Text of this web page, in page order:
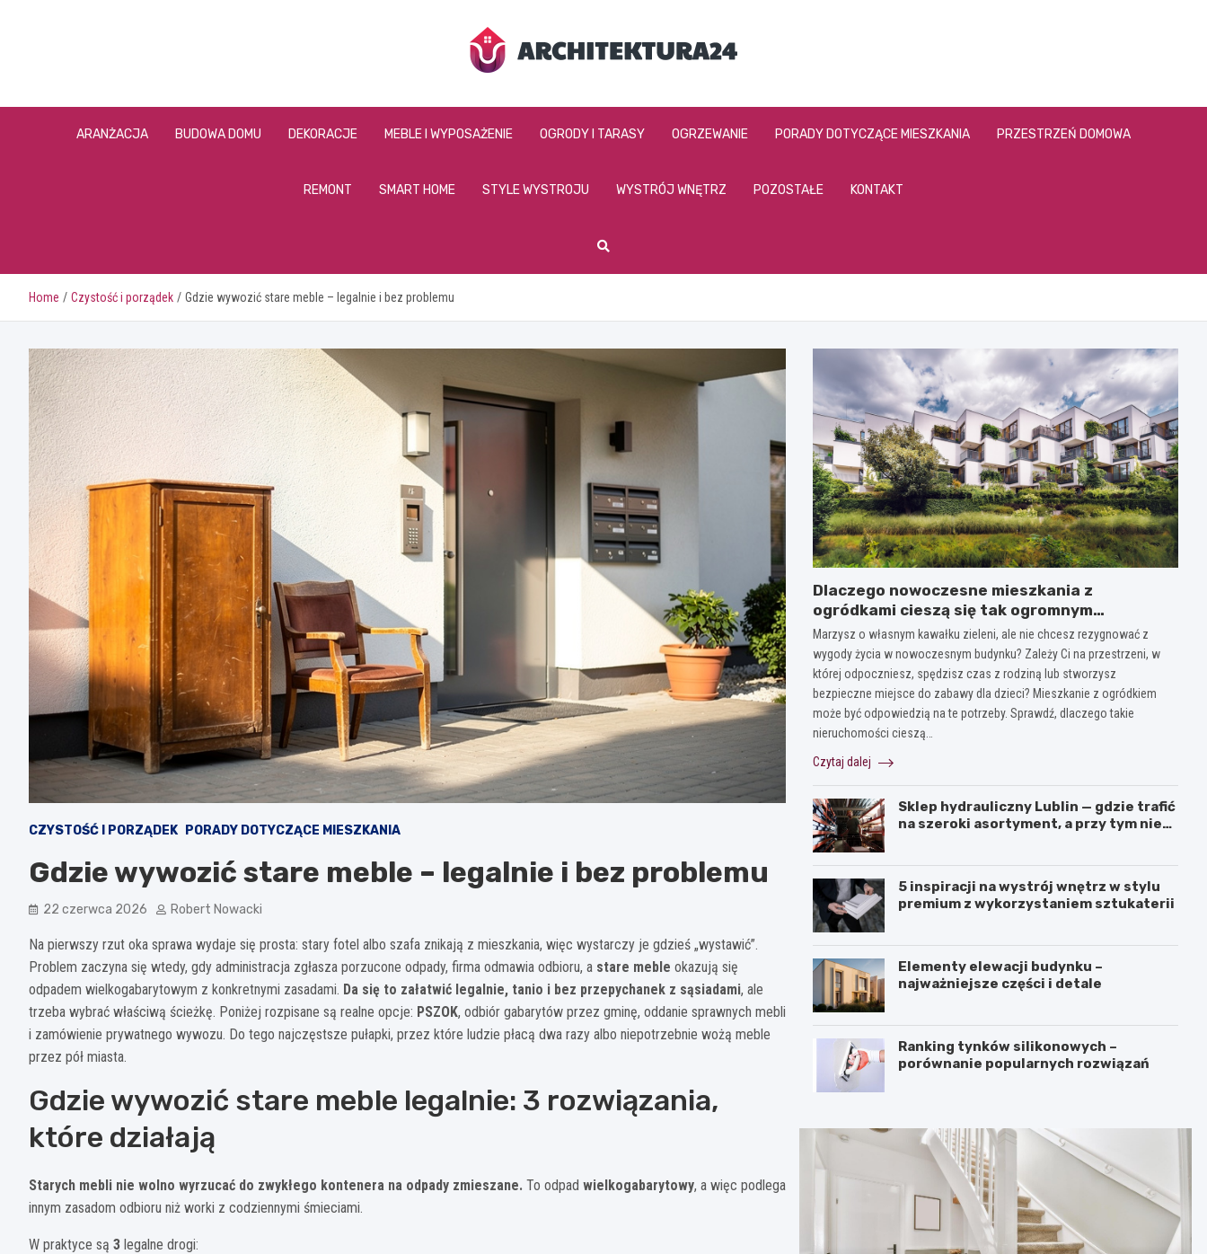
architektura24.pl
ARANŻACJA BUDOWA DOMU DEKORACJE MEBLE I WYPOSAŻENIE OGRODY I TARASY OGRZEWANIE PORADY DOTYCZĄCE MIESZKANIA PRZESTRZEŃ DOMOWA
REMONT SMART HOME STYLE WYSTROJU WYSTRÓJ WNĘTRZ POZOSTAŁE KONTAKT
Home Czystość i porządek Gdzie wywozić stare meble – legalnie i bez problemu
CZYSTOŚĆ I PORZĄDEK PORADY DOTYCZĄCE MIESZKANIA
Gdzie wywozić stare meble – legalnie i bez problemu
22 czerwca 2026 Robert Nowacki
Na pierwszy rzut oka sprawa wydaje się prosta: stary fotel albo szafa znikają z mieszkania, więc wystarczy je gdzieś „wystawić”.
Problem zaczyna się wtedy, gdy administracja zgłasza porzucone odpady, firma odmawia odbioru, a stare meble okazują się
odpadem wielkogabarytowym z konkretnymi zasadami. Da się to załatwić legalnie, tanio i bez przepychanek z sąsiadami, ale
trzeba wybrać właściwą ścieżkę. Poniżej rozpisane są realne opcje: PSZOK, odbiór gabarytów przez gminę, oddanie sprawnych mebli
i zamówienie prywatnego wywozu. Do tego najczęstsze pułapki, przez które ludzie płacą dwa razy albo niepotrzebnie wożą meble
przez pół miasta.
Gdzie wywozić stare meble legalnie: 3 rozwiązania,
które działają
Starych mebli nie wolno wyrzucać do zwykłego kontenera na odpady zmieszane. To odpad wielkogabarytowy, a więc podlega
innym zasadom odbioru niż worki z codziennymi śmieciami.
W praktyce są 3 legalne drogi:
Dlaczego nowoczesne mieszkania z
ogródkami cieszą się tak ogromnym
zainteresowaniem?
Marzysz o własnym kawałku zieleni, ale nie chcesz rezygnować z
wygody życia w nowoczesnym budynku? Zależy Ci na przestrzeni, w
której odpoczniesz, spędzisz czas z rodziną lub stworzysz
bezpieczne miejsce do zabawy dla dzieci? Mieszkanie z ogródkiem
może być odpowiedzią na te potrzeby. Sprawdź, dlaczego takie
nieruchomości cieszą…
Czytaj dalej
Sklep hydrauliczny Lublin — gdzie trafić
na szeroki asortyment, a przy tym nie
5 inspiracji na wystrój wnętrz w stylu
premium z wykorzystaniem sztukaterii
Elementy elewacji budynku –
najważniejsze części i detale
Ranking tynków silikonowych –
porównanie popularnych rozwiązań